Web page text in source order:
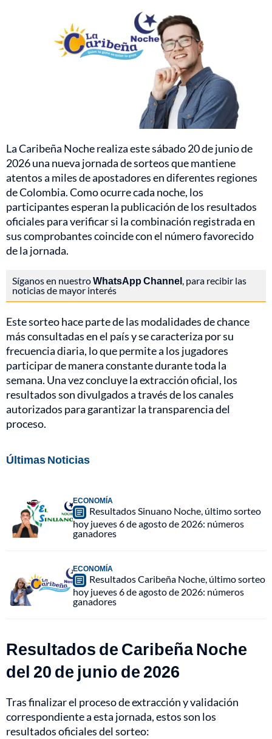
La Caribeña Noche realiza este sábado 20 de junio de
2026 una nueva jornada de sorteos que mantiene
atentos a miles de apostadores en diferentes regiones
de Colombia. Como ocurre cada noche, los
participantes esperan la publicación de los resultados
oficiales para verificar si la combinación registrada en
sus comprobantes coincide con el número favorecido
de la jornada.
Síganos en nuestroWhatsApp Channel, para recibir las
noticias de mayor interés
Este sorteo hace parte de las modalidades de chance
más consultadas en el país y se caracteriza por su
frecuencia diaria, lo que permite a los jugadores
participar de manera constante durante toda la
semana. Una vez concluye la extracción oficial, los
resultados son divulgados a través de los canales
autorizados para garantizar la transparencia del
proceso.
Últimas Noticias
ECONOMÍA
Resultados Sinuano Noche, último sorteo
hoy jueves 6 de agosto de 2026: números
ganadores
ECONOMÍA
Resultados Caribeña Noche, último sorteo
hoy jueves 6 de agosto de 2026: números
ganadores
Resultados de Caribeña Noche
del 20 de junio de 2026
Tras finalizar el proceso de extracción y validación
correspondiente a esta jornada, estos son los
resultados oficiales del sorteo: